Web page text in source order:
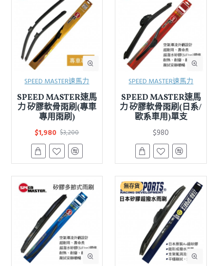
SPEED MASTER速馬力
SPEED MASTER速馬
力 矽膠軟骨雨刷(專車
專用雨刷)
$1,980 $3,200
SPEED MASTER速馬力
SPEED MASTER速馬
力 矽膠軟骨雨刷(日系/
歐系車用)單支
$980
無存貨